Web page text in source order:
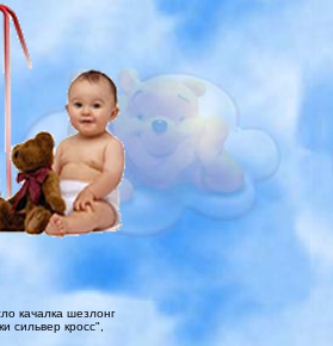
качалка шезлонг
сильвер кросс",